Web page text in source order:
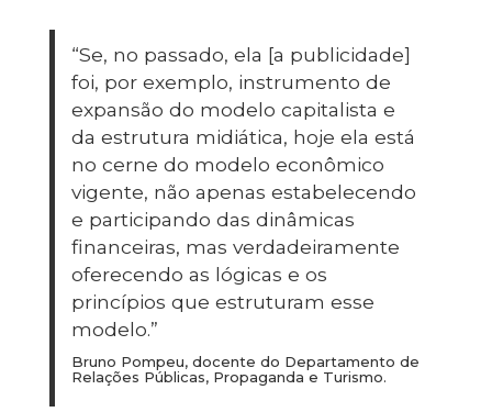
“Se, no passado, ela [a publicidade]
foi, por exemplo, instrumento de
expansão do modelo capitalista e
da estrutura midiática, hoje ela está
no cerne do modelo econômico
vigente, não apenas estabelecendo
e participando das dinâmicas
financeiras, mas verdadeiramente
oferecendo as lógicas e os
princípios que estruturam esse
modelo.”
Bruno Pompeu, docente do Departamento de
Relações Públicas, Propaganda e Turismo.